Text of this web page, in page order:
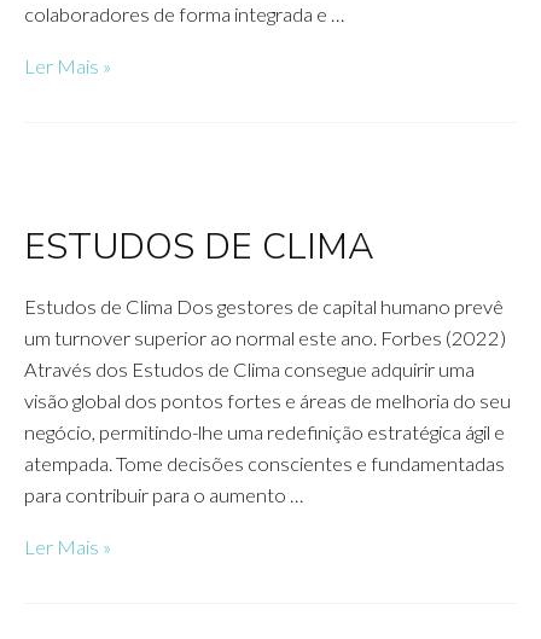
colaboradores de forma integrada e …
AVALIAÇÃO
Ler Mais »
ESTUDOS DE CLIMA
Estudos de Clima Dos gestores de capital humano prevê
um turnover superior ao normal este ano. Forbes (2022)
Através dos Estudos de Clima consegue adquirir uma
visão global dos pontos fortes e áreas de melhoria do seu
negócio, permitindo-lhe uma redefinição estratégica ágil e
atempada. Tome decisões conscientes e fundamentadas
para contribuir para o aumento …
ESTUDOS
Ler Mais »